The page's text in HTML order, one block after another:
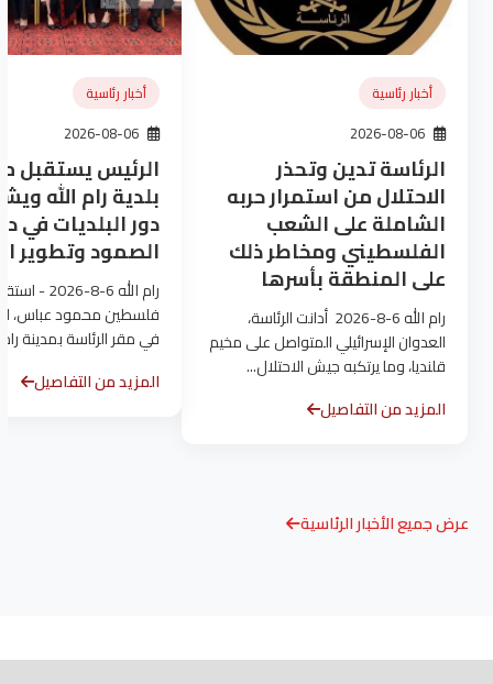
أخبار رئاسية
2026-08-06
الرئاسة تدين وتحذر
الاحتلال من استمرار حربه
الشاملة على الشعب
الفلسطيني ومخاطر ذلك
على المنطقة بأسرها
رام الله 6-8-2026 أدانت الرئاسة،
العدوان الإسرائيلي المتواصل على مخيم
قلنديا، وما يرتكبه جيش الاحتلال...
المزيد من التفاصيل
أخبار رئاسية
2026-08-06
الرئيس يستقبل
بلدية رام الله
دور البلديات في
الصمود وتطوير
رام الله 6-
فلسطين محمود عباس،
في مقر الرئاسة بمدينة
المزيد من التفاصيل
عرض جميع الأخبار الرئاسية